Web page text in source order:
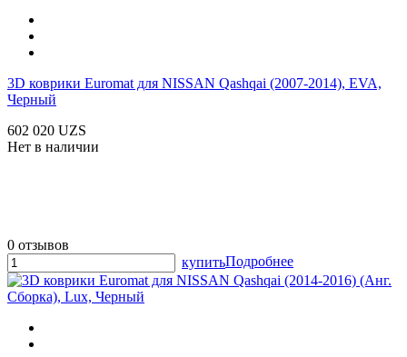
3D коврики Euromat для NISSAN Qashqai (2007-2014), EVA,
Черный
602 020 UZS
Нет в наличии
0 отзывов
купитьПодробнее